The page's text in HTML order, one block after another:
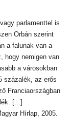
parlamenttel is
Orbán szerint
a falunak van a
hogy nemigen van
a városokban
százalék, az erős
Franciaországban
[...]
Hírlap, 2005.